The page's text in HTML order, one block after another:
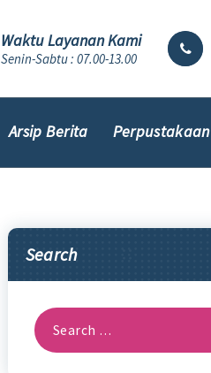
Waktu Layanan Kami
Senin-Sabtu : 07.00-13.00
Arsip Berita Perpustakaan
Search
Search
for: